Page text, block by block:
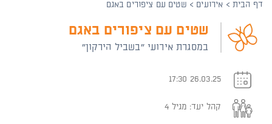
דף הבית > אירועים > שטים עם ציפורים באגם
שטים עם ציפורים באגם
במסגרת אירועי "בשביל הירקון"
26.03.25 17:30
קהל יעד: מגיל 4